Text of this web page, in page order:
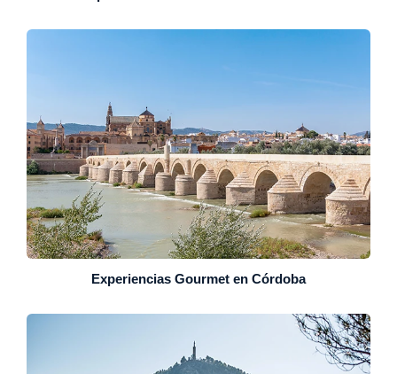
Experiencias Gourmet en Córdoba